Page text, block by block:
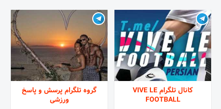
کانال تلگرام VIVE LE
FOOTBALL
گروه تلگرام پرسش و پاسخ
ورزشی